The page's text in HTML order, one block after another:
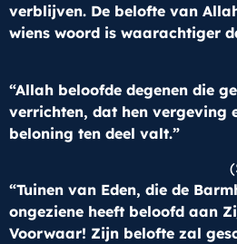
verblijven. De belofte van
wiens woord is waarachtiger
“Allah beloofde degenen die
verrichten, dat hen vergeving
beloning ten deel valt.”
“Tuinen van Eden, die de
ongeziene heeft beloofd aan
Voorwaar! Zijn belofte zal